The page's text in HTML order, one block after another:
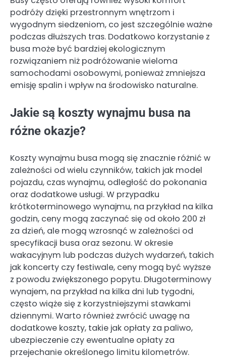
podróży dzięki przestronnym wnętrzom i
wygodnym siedzeniom, co jest szczególnie ważne
podczas dłuższych tras. Dodatkowo korzystanie z
busa może być bardziej ekologicznym
rozwiązaniem niż podróżowanie wieloma
samochodami osobowymi, ponieważ zmniejsza
emisję spalin i wpływ na środowisko naturalne.
Jakie są koszty wynajmu busa na
różne okazje?
Koszty wynajmu busa mogą się znacznie różnić w
zależności od wielu czynników, takich jak model
pojazdu, czas wynajmu, odległość do pokonania
oraz dodatkowe usługi. W przypadku
krótkoterminowego wynajmu, na przykład na kilka
godzin, ceny mogą zaczynać się od około 200 zł
za dzień, ale mogą wzrosnąć w zależności od
specyfikacji busa oraz sezonu. W okresie
wakacyjnym lub podczas dużych wydarzeń, takich
jak koncerty czy festiwale, ceny mogą być wyższe
z powodu zwiększonego popytu. Długoterminowy
wynajem, na przykład na kilka dni lub tygodni,
często wiąże się z korzystniejszymi stawkami
dziennymi. Warto również zwrócić uwagę na
dodatkowe koszty, takie jak opłaty za paliwo,
ubezpieczenie czy ewentualne opłaty za
przejechanie określonego limitu kilometrów.